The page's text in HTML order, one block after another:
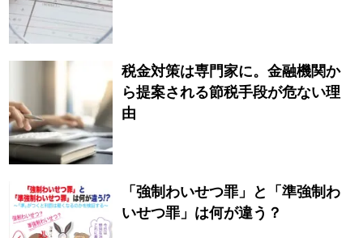
税金対策は専門家に。金融機関か
ら提案される節税手段が危ない理
由
「強制わいせつ罪」と「準強制わ
いせつ罪」は何が違う？